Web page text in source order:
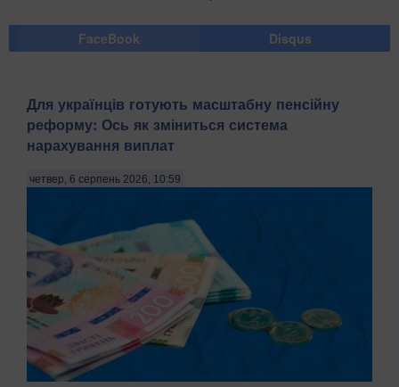
FaceBook Disqus
Для українців готують масштабну пенсійну
реформу: Ось як зміниться система
нарахування виплат
четвер, 6 серпень 2026, 10:59